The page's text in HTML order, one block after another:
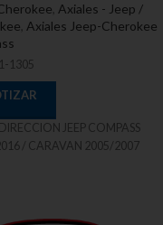
Axiales - Jeep /
Axiales Jeep-Cherokee
1305
JEEP COMPASS
/ CARAVAN 2005/2007